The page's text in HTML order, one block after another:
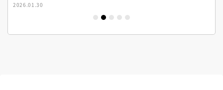
2026.01.30